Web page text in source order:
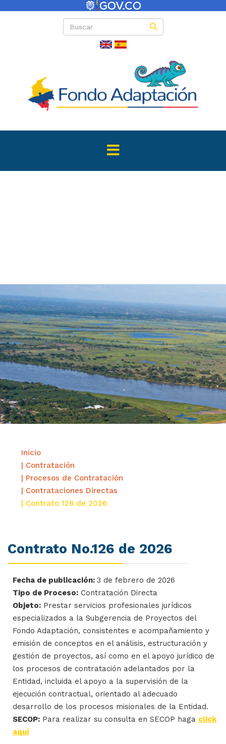
Directas
Inicio
| Contratación
| Procesos de Contratación
| Contrataciones Directas
| Contrato 126 de 2026
Contrato No.126 de 2026
Fecha de publicación: 3 de febrero de 2026
Tipo de Proceso: Contratación Directa
Objeto: Prestar servicios profesionales jurídicos
especializados a la Subgerencia de Proyectos del
Fondo Adaptación, consistentes e acompañamiento y
emisión de conceptos en el análisis, estructuración y
gestión de proyectos, así como en el apoyo jurídico de
los procesos de contratación adelantados por la
Entidad, incluida el apoyo a la supervisión de la
ejecución contractual, orientado al adecuado
desarrollo de los procesos misionales de la Entidad.
SECOP: Para realizar su consulta en SECOP haga click
aquí